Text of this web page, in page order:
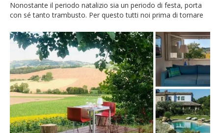
Nonostante il periodo natalizio sia un periodo di festa, porta
con sé tanto trambusto. Per questo tutti noi prima di tornare
giorno di relax e riposo. Se sei alla ricerca di un po’ di pace per
ricaricarti prima di tornare alla tua routine, non puoi […]